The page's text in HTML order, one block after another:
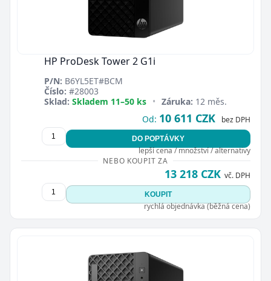
HP ProDesk Tower 2 G1i
P/N: B6YL5ET#BCM
Číslo: #28003
Sklad: Skladem 11–50 ks • Záruka: 12 měs.
Od: 10 611 CZK bez DPH
DO POPTÁVKY
lepší cena / množství / alternativy
NEBO KOUPIT ZA
13 218 CZK vč. DPH
KOUPIT
rychlá objednávka (běžná cena)